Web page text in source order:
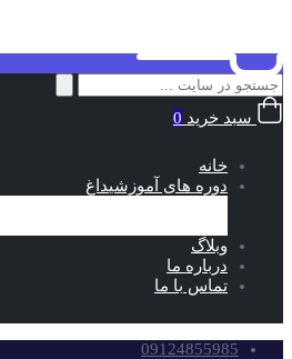
جستجو
برای:
سبد خرید 0
خانه
دوره های آموزشیداغ
وبلاگ
درباره ما
تماس با ما
09124855985